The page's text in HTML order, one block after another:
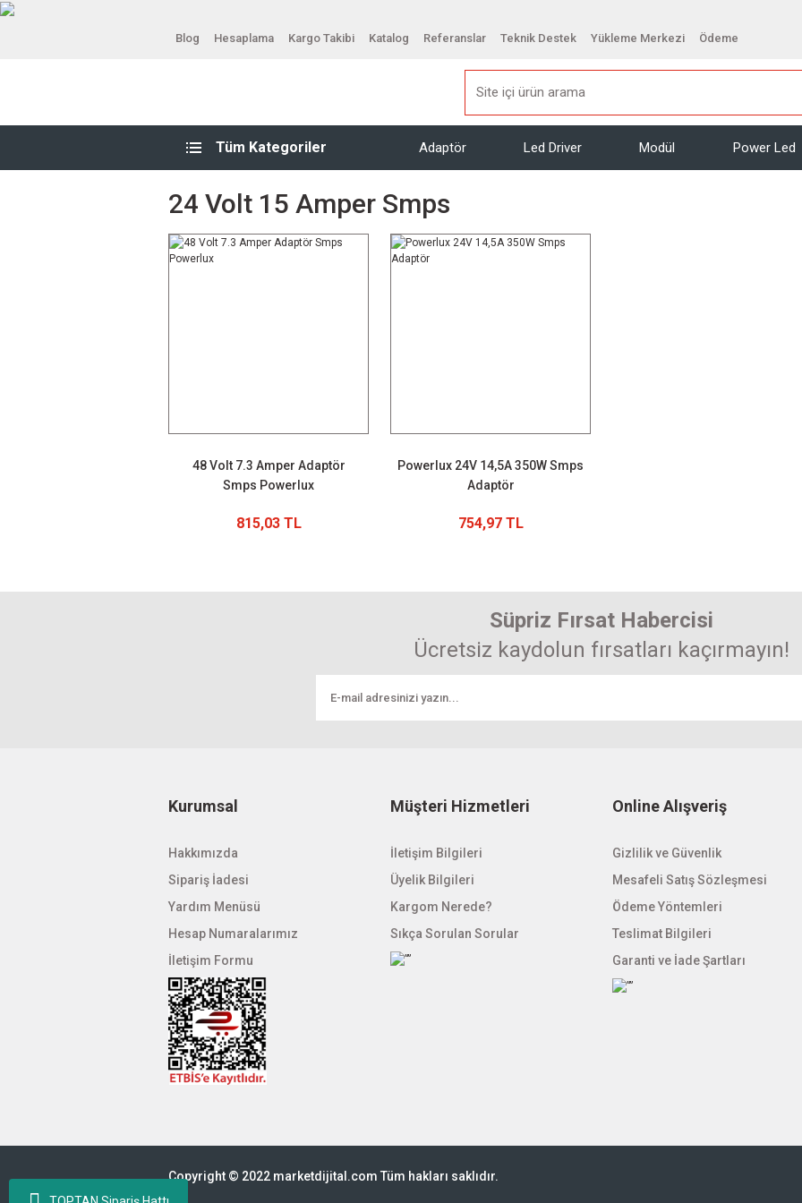
Blog Hesaplama Kargo Takibi Katalog Referanslar Teknik Destek Yükleme Merkezi Ödeme
Tüm Kategoriler Adaptör Led Driver Modül Power Led
24 Volt 15 Amper Smps
48 Volt 7.3 Amper Adaptör
Smps Powerlux
815,03 TL
Powerlux 24V 14,5A 350W Smps
Adaptör
754,97 TL
Süpriz Fırsat Habercisi
Ücretsiz kaydolun fırsatları kaçırmayın!
Kurumsal
Hakkımızda
Sipariş İadesi
Yardım Menüsü
Hesap Numaralarımız
İletişim Formu
Müşteri Hizmetleri
İletişim Bilgileri
Üyelik Bilgileri
Kargom Nerede?
Sıkça Sorulan Sorular
Online Alışveriş
Gizlilik ve Güvenlik
Mesafeli Satış Sözleşmesi
Ödeme Yöntemleri
Teslimat Bilgileri
Garanti ve İade Şartları
Copyright © 2022 marketdijital.com Tüm hakları saklıdır.